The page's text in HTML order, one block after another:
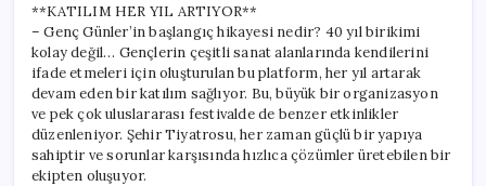
**KATILIM HER YIL ARTIYOR**
– Genç Günler’in başlangıç hikayesi nedir? 40 yıl birikimi
kolay değil… Gençlerin çeşitli sanat alanlarında kendilerini
ifade etmeleri için oluşturulan bu platform, her yıl artarak
devam eden bir katılım sağlıyor. Bu, büyük bir organizasyon
ve pek çok uluslararası festivalde de benzer etkinlikler
düzenleniyor. Şehir Tiyatrosu, her zaman güçlü bir yapıya
sahiptir ve sorunlar karşısında hızlıca çözümler üretebilen bir
ekipten oluşuyor.